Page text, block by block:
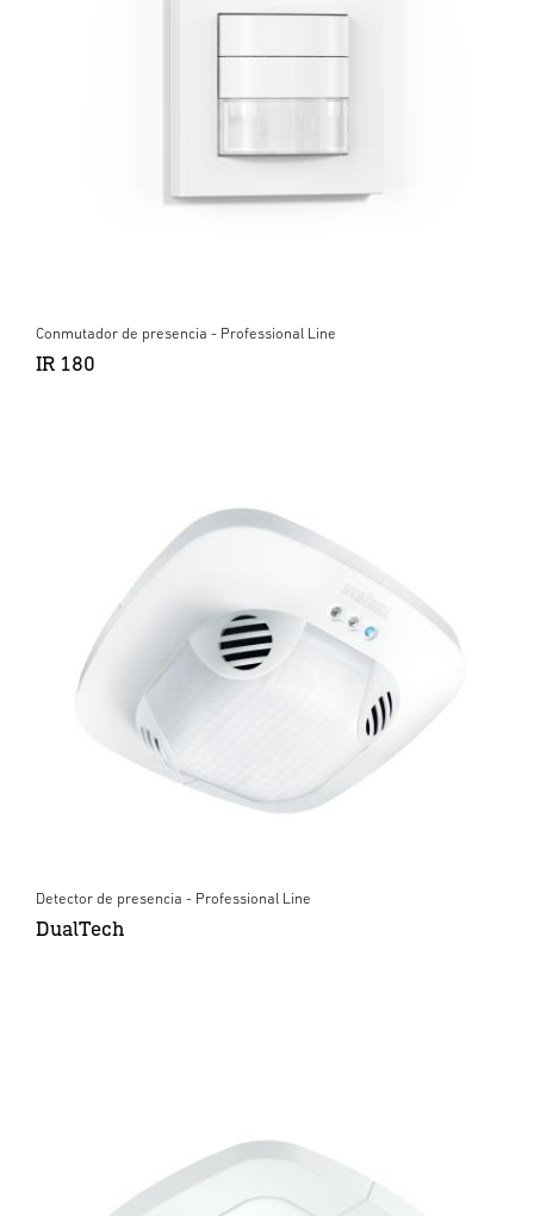
Conmutador de presencia - Professional Line
IR 180
Detector de presencia - Professional Line
DualTech